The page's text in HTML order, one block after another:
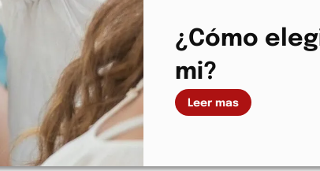
¿Cómo
mi?
Leer mas